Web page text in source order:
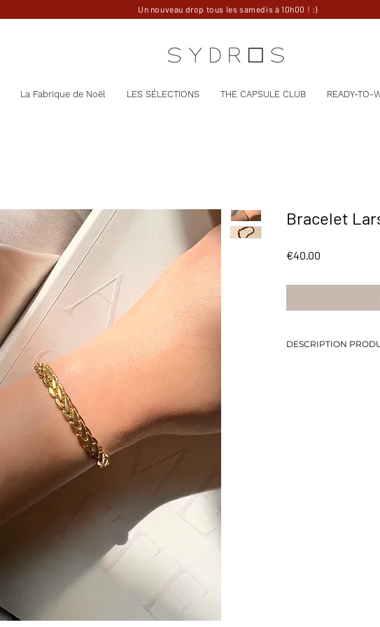
Un nouveau drop tous les samedis à 10h00 ! :)
La Fabrique de Noël LES SÉLECTIONS THE CAPSULE CLUB READY-TO-
Bracelet
€40.00
DESCRIPTION